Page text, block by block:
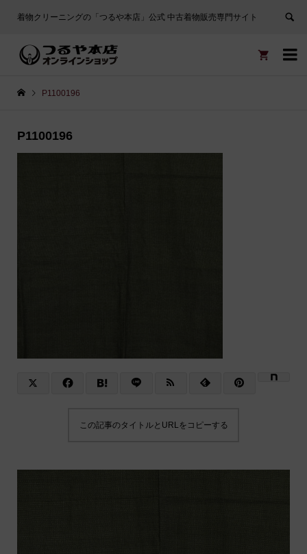
着物クリーニングの「つるや本店」公式 中古着物販売専門サイト


P1100196
P1100196
この記事のタイトルとURLをコピーする